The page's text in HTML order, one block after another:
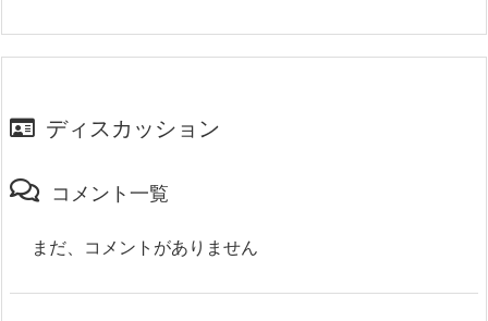
ディスカッション
コメント一覧
まだ、コメントがありません